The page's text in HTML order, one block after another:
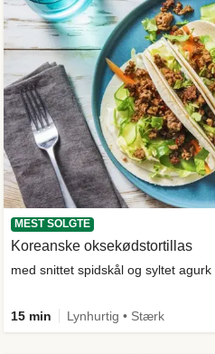
MEST SOLGTE
Koreanske oksekødstortillas
med snittet spidskål og syltet agurk
15 min Lynhurtig • Stærk